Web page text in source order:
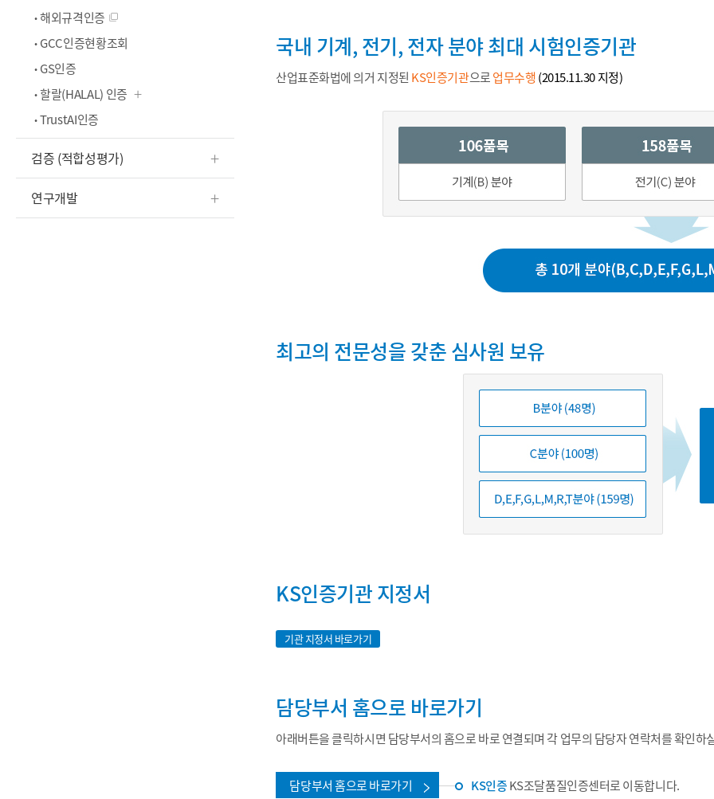
해외규격인증
GCC인증현황조회
GS인증
할랄(HALAL) 인증
TrustAI인증
검증 (적합성평가)
연구개발
국내 기계, 전기, 전자 분야 최대 시험인증기관
산업표준화법에 의거 지정된 KS인증기관으로업무수행(2015.11.30 지정)
최고의 전문성을 갖춘 심사원 보유
KS인증기관 지정서
기관 지정서 바로가기
담당부서 홈으로 바로가기
아래버튼을 클릭하시면 담당부서의 홈으로 바로 연결되며 각 업무의 담당자 연락처를 확인하
담당부서 홈으로 바로가기 KS인증KS조달품질인증센터로 이동합니다.